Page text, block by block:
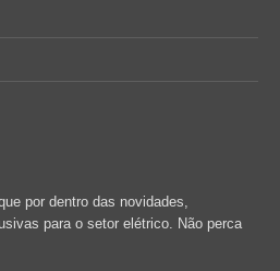
por dentro das novidades,
para o setor elétrico. Não perca